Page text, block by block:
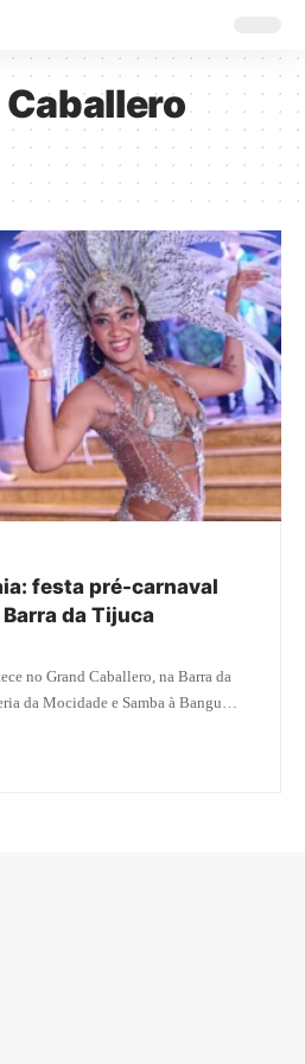
festa pré-carnaval
da Tijuca
no Grand Caballero, na Barra da
da Mocidade e Samba à Bangu…